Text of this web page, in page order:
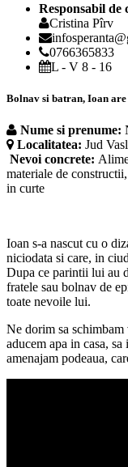
Responsabil de
Cristina Pîrv
0766365833
L - V 8 - 16
Bolnav si batran, Ioan
Nume si prenume:
Localitatea: Jud
Nevoi concrete:
materiale de
in curte
Ioan s-a nascut cu o
niciodata si care, in
Dupa ce parintii lui au
fratele sau bolnav de
toate nevoile lui.
Ne dorim sa schimbam
aducem apa in casa,
amenajam podeaua,